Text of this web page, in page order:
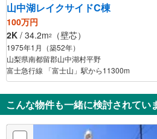
山中湖レイクサイドC棟
100万円
2K / 34.2m2 （壁芯）
1975年1月（築52年）
山梨県南都留郡山中湖村平野
富士急行線 「富士山」駅から11300m
こんな物件も一緒に検討されてい